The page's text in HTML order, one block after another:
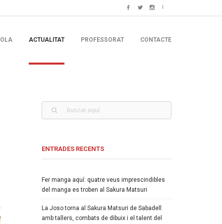
ACTUALITAT PROFESSORAT CONTACTE
ENTRADES RECENTS
Fer manga aquí: quatre veus imprescindibles
del manga es troben al Sakura Matsuri
La Joso torna al Sakura Matsuri de Sabadell
amb tallers, combats de dibuix i el talent del